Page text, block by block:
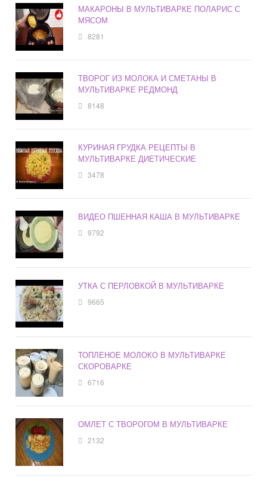
МАКАРОНЫ В МУЛЬТИВАРКЕ ПОЛАРИС С
МЯСОМ
8281
ТВОРОГ ИЗ МОЛОКА И СМЕТАНЫ В
МУЛЬТИВАРКЕ РЕДМОНД
8148
КУРИНАЯ ГРУДКА РЕЦЕПТЫ В
МУЛЬТИВАРКЕ ДИЕТИЧЕСКИЕ
3478
ВИДЕО ПШЕННАЯ КАША В МУЛЬТИВАРКЕ
9792
УТКА С ПЕРЛОВКОЙ В МУЛЬТИВАРКЕ
9665
ТОПЛЕНОЕ МОЛОКО В МУЛЬТИВАРКЕ
СКОРОВАРКЕ
6716
ОМЛЕТ С ТВОРОГОМ В МУЛЬТИВАРКЕ
2132